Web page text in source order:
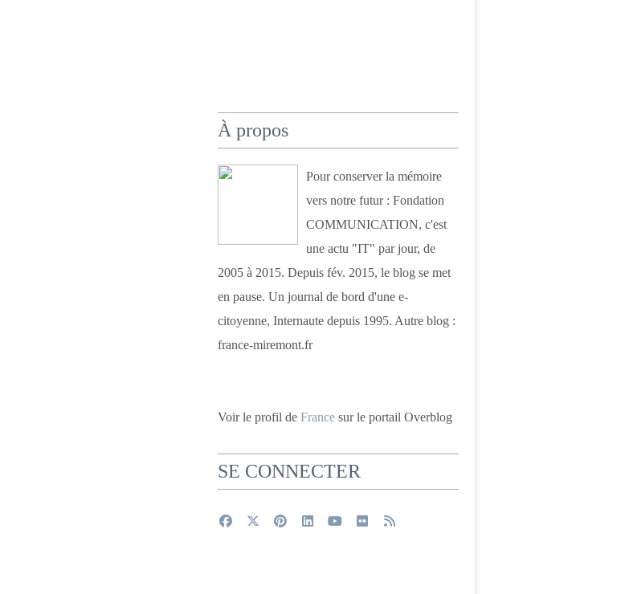
À propos
Pour conserver la mémoire
vers notre futur : Fondation
COMMUNICATION, c'est
une actu "IT" par jour, de
2005 à 2015. Depuis fév. 2015, le blog se met
en pause. Un journal de bord d'une e-
citoyenne, Internaute depuis 1995. Autre blog :
france-miremont.fr
Voir le profil de France sur le portail Overblog
SE CONNECTER